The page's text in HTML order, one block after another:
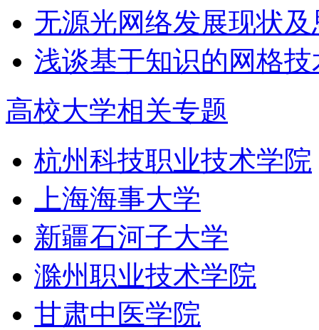
无源光网络发展现状
浅谈基于知识的网格
高校大学相关专题
杭州科技职业技术学院
上海海事大学
新疆石河子大学
滁州职业技术学院
甘肃中医学院